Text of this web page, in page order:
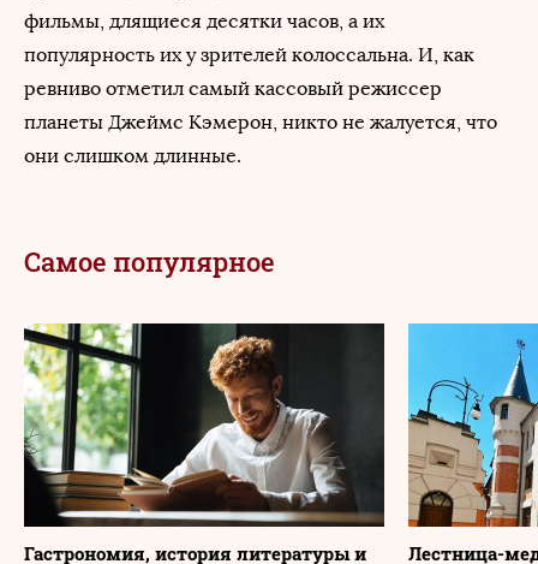
фильмы, длящиеся десятки часов, а их
популярность их у зрителей колоссальна. И, как
ревниво отметил самый кассовый режиссер
планеты Джеймс Кэмерон, никто не жалуется, что
они слишком длинные.
Самое популярное
Гастрономия, история литературы и Лестница-